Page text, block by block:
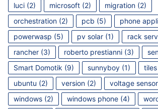
luci (2) microsoft (2) migration (2)
orchestration (2) pcb (5) phone
powerwasp (5) pv solar (1) rack
rancher (3) roberto prestianni (3)
Smart Domotik (9) sunnyboy (1) tiles
ubuntu (2) version (2) voltage sensor
windows (2) windows phone (4)